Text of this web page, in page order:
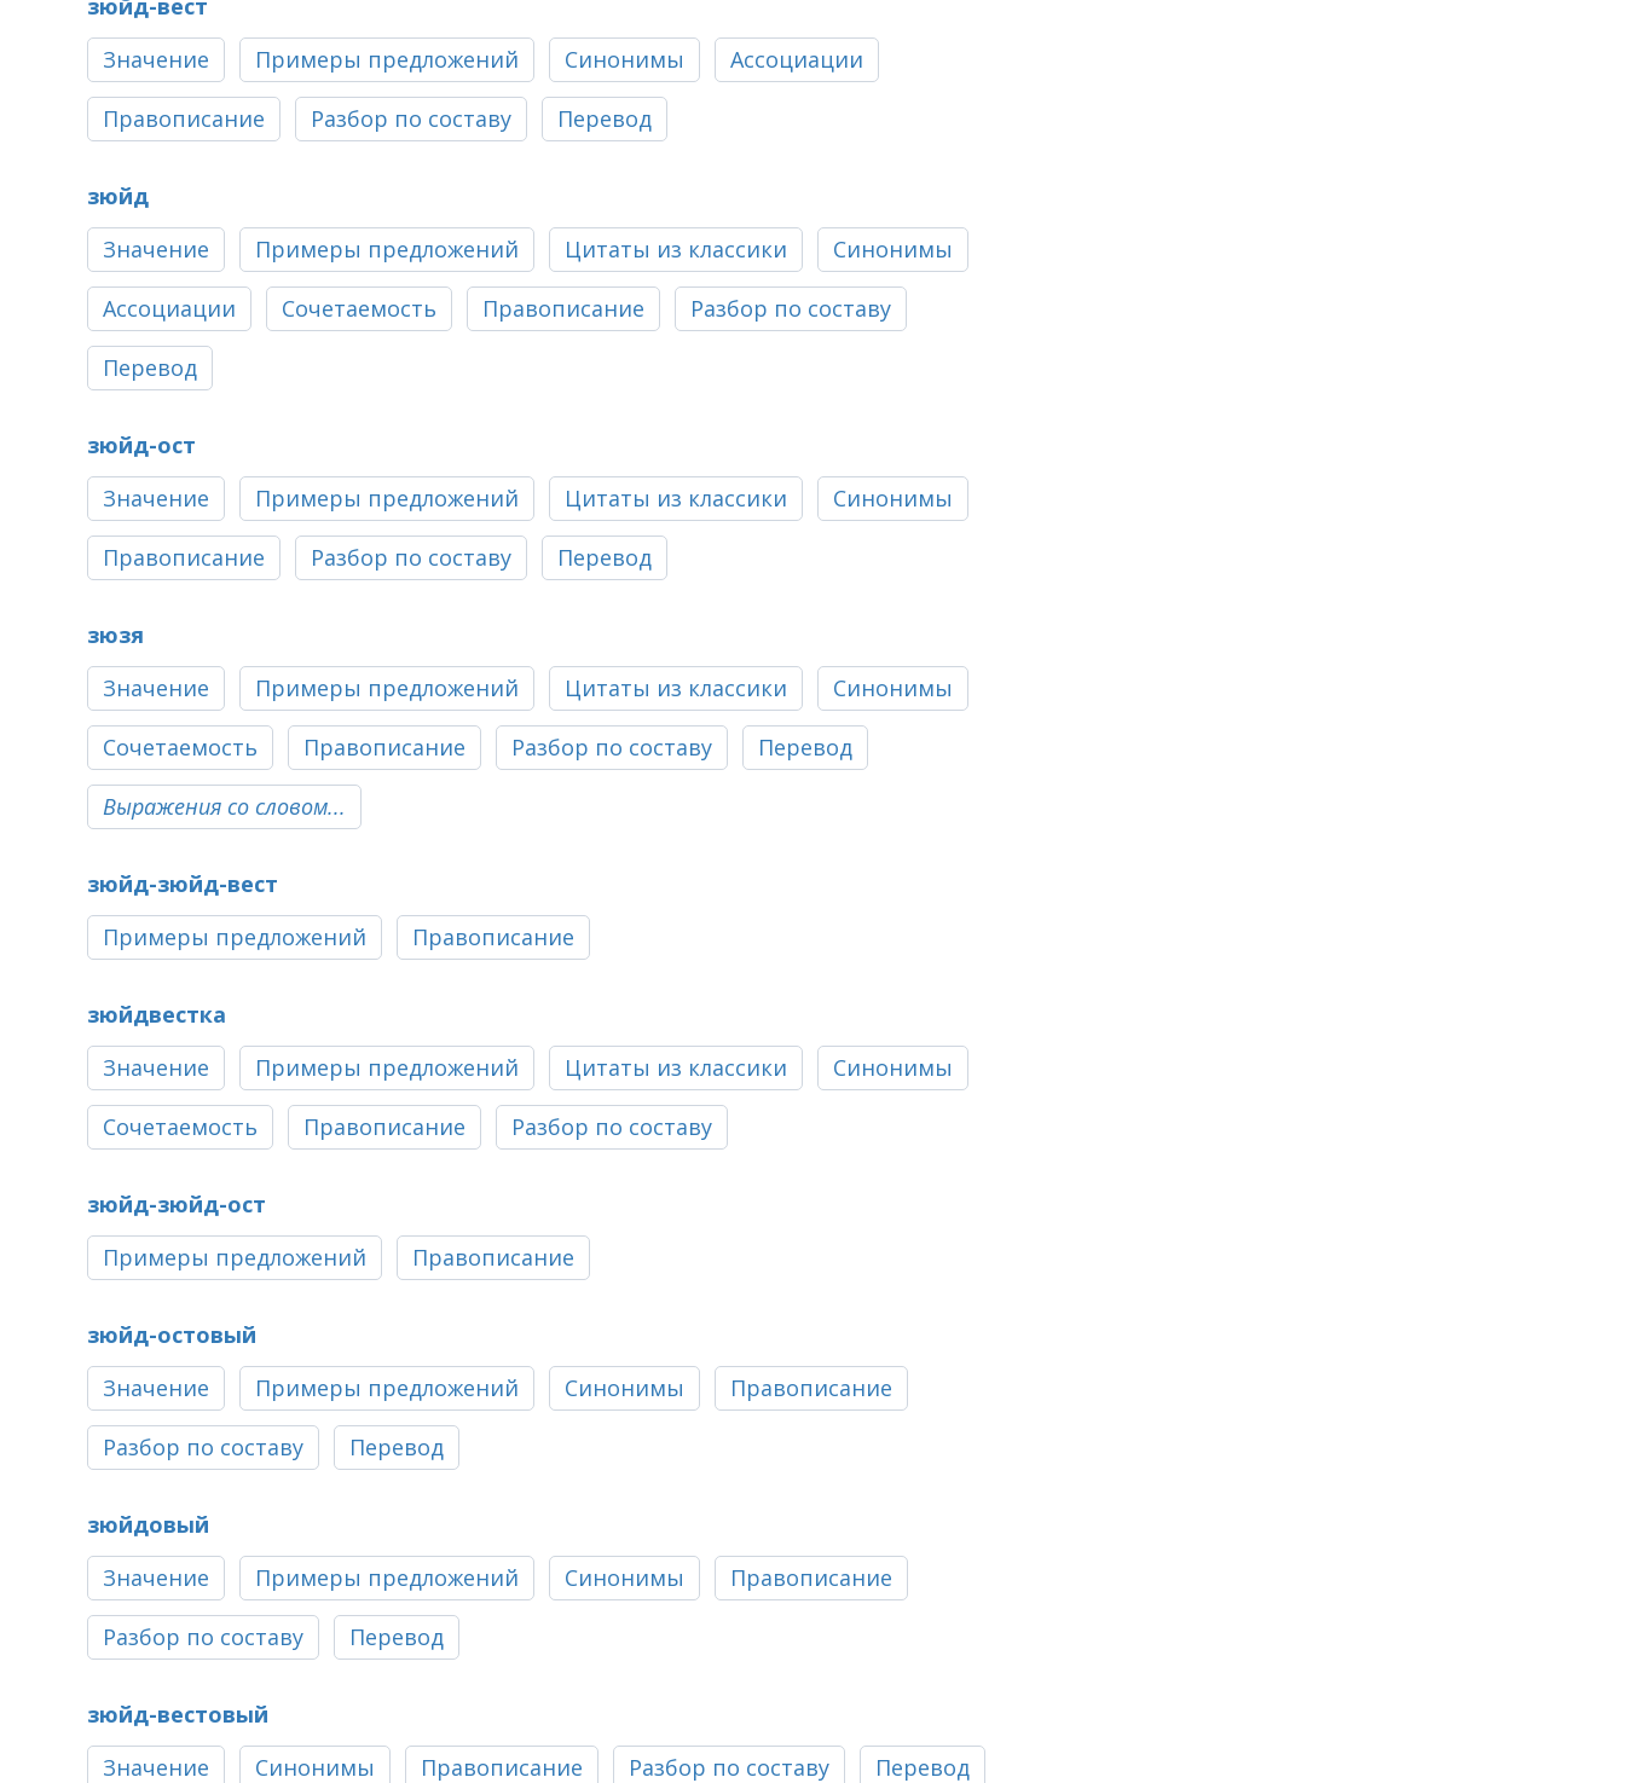
зюйд-вест
Значение
Примеры предложений Синонимы Ассоциации
Правописание Разбор по составу Перевод
зюйд
Значение
Примеры предложений Цитаты из классики Синонимы
Ассоциации Сочетаемость Правописание Разбор по составу
Перевод
зюйд-ост
Значение
Примеры предложений Цитаты из классики Синонимы
Правописание Разбор по составу Перевод
зюзя
Значение
Примеры предложений Цитаты из классики Синонимы
Сочетаемость Правописание Разбор по составу Перевод
Выражения со словом...
зюйд-зюйд-вест
Примеры предложений
Правописание
зюйдвестка
Значение
Примеры предложений Цитаты из классики Синонимы
Сочетаемость Правописание Разбор по составу
зюйд-зюйд-ост
Примеры предложений
Правописание
зюйд-остовый
Значение
Примеры предложений Синонимы Правописание
Разбор по составу Перевод
зюйдовый
Значение
Примеры предложений Синонимы Правописание
Разбор по составу Перевод
зюйд-вестовый
Значение
Синонимы Правописание Разбор по составу Перевод